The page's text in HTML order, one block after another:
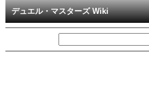
デュエル・マスターズ Wiki